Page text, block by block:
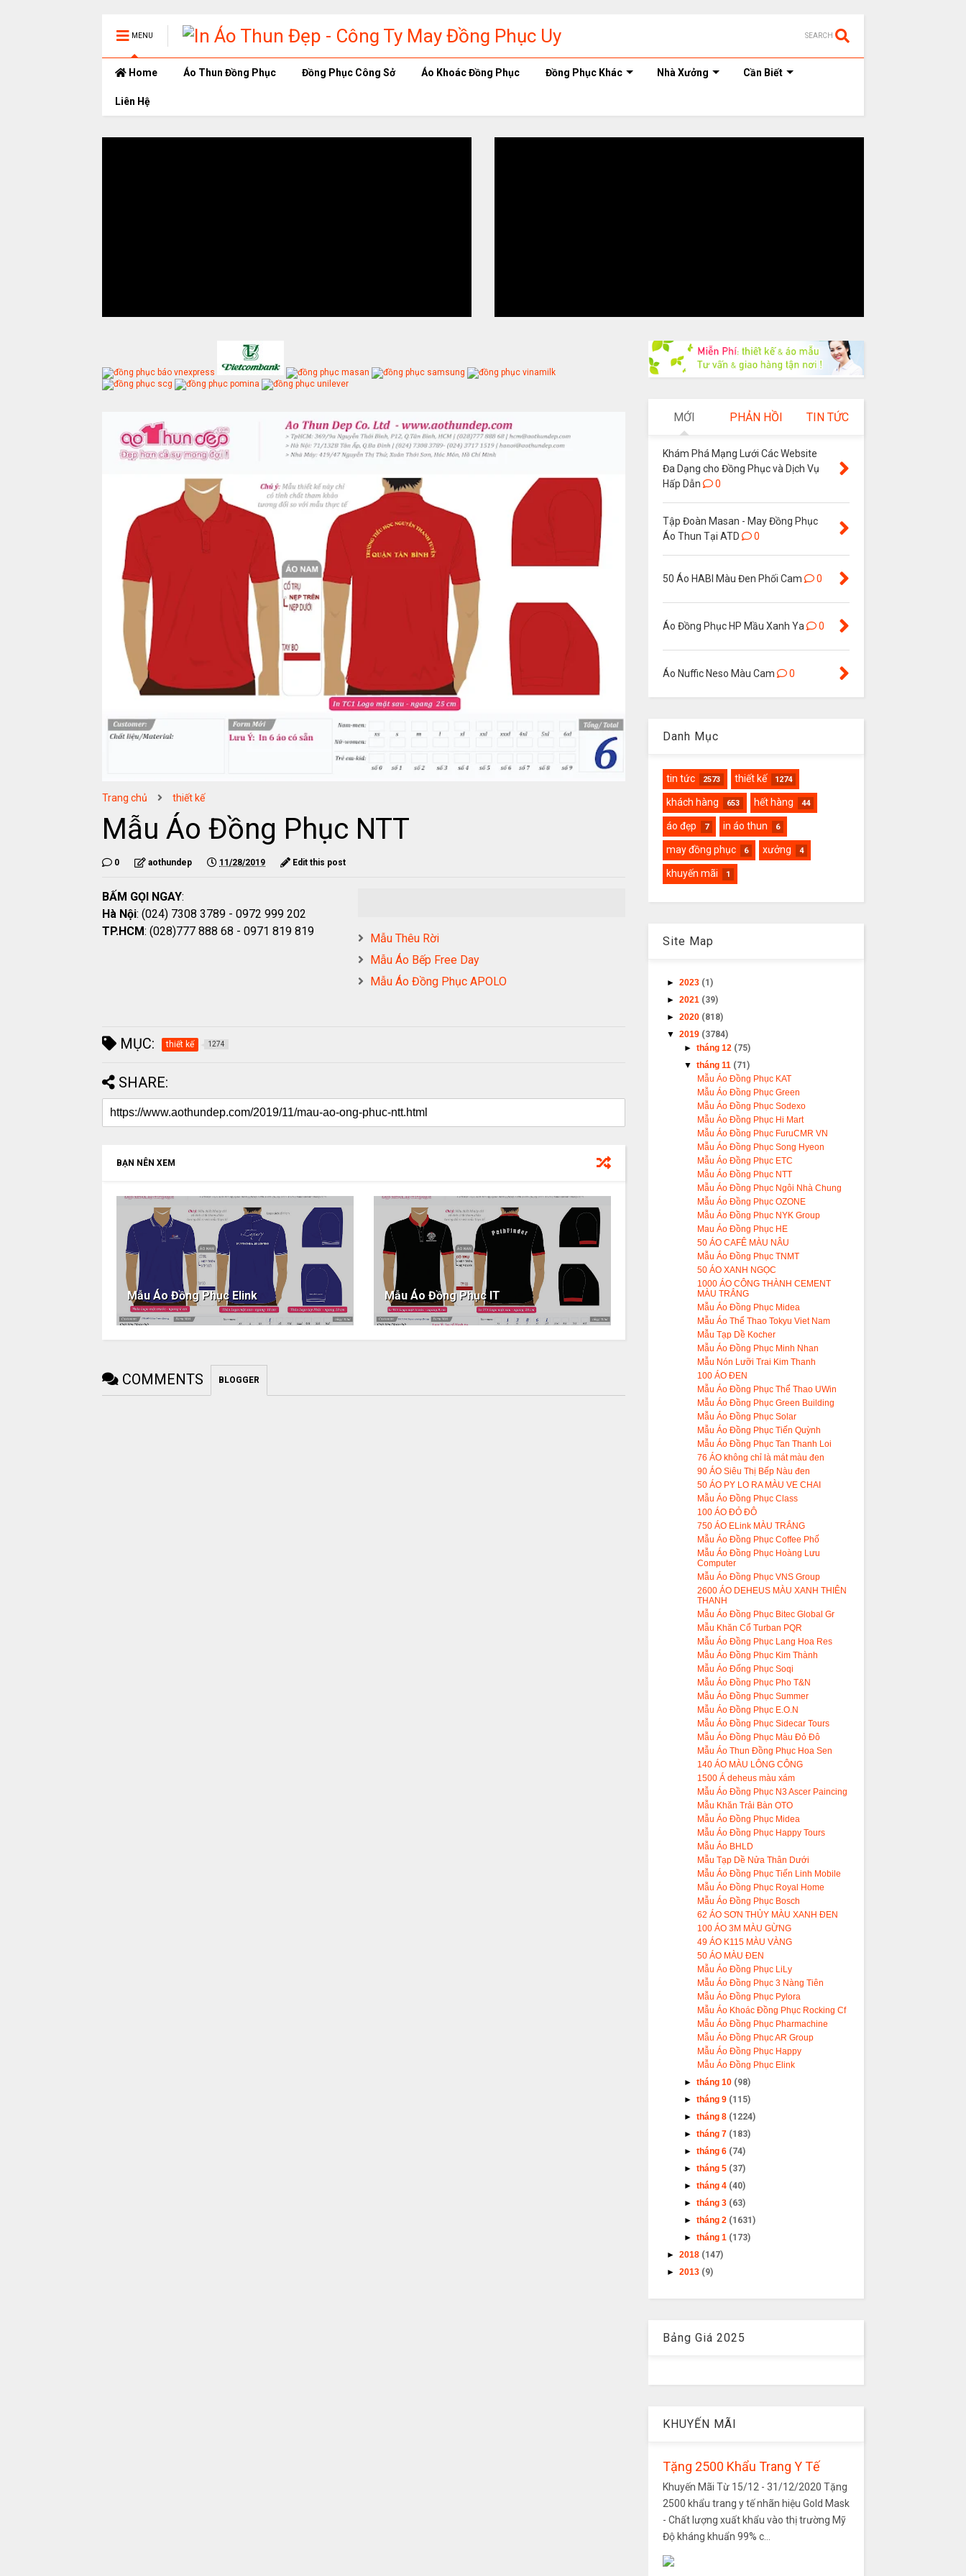
MENU SEARCH
Home Áo Thun Đồng Phục Đồng Phục Công Sở Áo Khoác Đồng Phục Đồng Phục Khác Nhà Xưởng Cần Biết
Liên Hệ
Trang chủ thiết kế
Mẫu Áo Đồng Phục NTT
0 aothundep 11/28/2019 Edit this post
BẤM GỌI NGAY:
Hà Nội: (024) 7308 3789 - 0972 999 202
TP.HCM: (028)777 888 68 - 0971 819 819
Mẫu Thêu Rời
Mẫu Áo Bếp Free Day
Mẫu Áo Đồng Phục APOLO
MỤC: thiết kế 1274
SHARE:
BẠN NÊN XEM
Mẫu Áo Đồng Phục Elink Mẫu Áo Đồng Phục IT
COMMENTS BLOGGER
MỚI PHẢN HỒI TIN TỨC
Khám Phá Mạng Lưới Các Website
Đa Dạng cho Đồng Phục và Dịch Vụ
Hấp Dẫn
0
Tập Đoàn Masan - May Đồng Phục
Áo Thun Tại ATD
0
50 Áo HABI Màu Đen Phối Cam 0
Áo Đồng Phục HP Mầu Xanh Ya 0
Áo Nuffic Neso Màu Cam 0
Danh Mục
tin tức 2573 thiết kế 1274
khách hàng 653 hết hàng 44
áo đẹp 7 in áo thun 6
may đồng phục 6 xưởng 4
khuyến mãi 1
Site Map
► 2023 (1)
► 2021 (39)
► 2020 (818)
▼ 2019 (3784)
► tháng 12 (75)
▼ tháng 11 (71)
Mẫu Áo Đồng Phục KAT
Mẫu Áo Đồng Phục Green
Mẫu Áo Đồng Phục Sodexo
Mẫu Áo Đồng Phục Hi Mart
Mẫu Áo Đồng Phục FuruCMR VN
Mẫu Áo Đồng Phục Song Hyeon
Mẫu Áo Đồng Phục ETC
Mẫu Áo Đồng Phục NTT
Mẫu Áo Đồng Phục Ngôi Nhà Chung
Mẫu Áo Đồng Phục OZONE
Mẫu Áo Đồng Phục NYK Group
Mau Áo Đồng Phục HE
50 ÁO CAFÊ MÀU NÂU
Mẫu Áo Đồng Phục TNMT
50 ÁO XANH NGỌC
1000 ÁO CÔNG THÀNH CEMENT
MÀU TRẮNG
Mẫu Áo Đồng Phục Midea
Mẫu Áo Thể Thao Tokyu Viet Nam
Mẫu Tạp Dề Kocher
Mẫu Áo Đồng Phục Minh Nhan
Mẫu Nón Lưỡi Trai Kim Thanh
100 ÁO ĐEN
Mẫu Áo Đồng Phục Thể Thao UWin
Mẫu Áo Đồng Phục Green Building
Mẫu Áo Đồng Phục Solar
Mẫu Áo Đồng Phục Tiến Quỳnh
Mẫu Áo Đồng Phục Tan Thanh Loi
76 ÁO không chỉ là mát màu đen
90 ÁO Siêu Thị Bếp Nàu đen
50 ÁO PY LO RA MÀU VE CHAI
Mẫu Áo Đồng Phục Class
100 ÁO ĐỎ ĐÔ
750 ÁO ELink MÀU TRẮNG
Mẫu Áo Đồng Phục Coffee Phố
Mẫu Áo Đồng Phục Hoàng Lưu
Computer
Mẫu Áo Đồng Phục VNS Group
2600 ÁO DEHEUS MÀU XANH THIÊN
THANH
Mẫu Áo Đồng Phục Bitec Global Gr
Mẫu Khăn Cổ Turban PQR
Mẫu Áo Đồng Phục Lang Hoa Res
Mẫu Áo Đồng Phục Kim Thành
Mẫu Áo Đống Phục Soqi
Mẫu Áo Đồng Phục Pho T&N
Mẫu Áo Đồng Phục Summer
Mẫu Áo Đồng Phục E.O.N
Mẫu Áo Đồng Phục Sidecar Tours
Mẫu Áo Đồng Phục Màu Đỏ Đô
Mẫu Áo Thun Đồng Phục Hoa Sen
140 ÁO MÀU LÔNG CÔNG
1500 Á deheus màu xám
Mẫu Áo Đồng Phục N3 Ascer Paincing
Mẫu Khăn Trải Bàn OTO
Mẫu Áo Đồng Phục Midea
Mẫu Áo Đồng Phục Happy Tours
Mẫu Áo BHLD
Mẫu Tạp Dề Nửa Thân Dưới
Mẫu Áo Đồng Phục Tiến Linh Mobile
Mẫu Áo Đồng Phục Royal Home
Mẫu Áo Đồng Phục Bosch
62 ÁO SƠN THỦY MÀU XANH ĐEN
100 ÁO 3M MÀU GỪNG
49 ÁO K115 MÀU VÀNG
50 ÁO MÀU ĐEN
Mẫu Áo Đồng Phục LiLy
Mẫu Áo Đồng Phục 3 Nàng Tiên
Mẫu Áo Đồng Phục Pylora
Mẫu Áo Khoác Đồng Phục Rocking Cf
Mẫu Áo Đồng Phục Pharmachine
Mẫu Áo Đồng Phục AR Group
Mẫu Áo Đồng Phục Happy
Mẫu Áo Đồng Phục Elink
► tháng 10 (98)
► tháng 9 (115)
► tháng 8 (1224)
► tháng 7 (183)
► tháng 6 (74)
► tháng 5 (37)
► tháng 4 (40)
► tháng 3 (63)
► tháng 2 (1631)
► tháng 1 (173)
► 2018 (147)
► 2013 (9)
Bảng Giá 2025
KHUYẾN MÃI
Tặng 2500 Khẩu Trang Y Tế
Khuyến Mãi Từ 15/12 - 31/12/2020 Tặng
2500 khẩu trang y tế nhãn hiệu Gold Mask
- Chất lượng xuất khẩu vào thị trường Mỹ
Độ kháng khuẩn 99% c...